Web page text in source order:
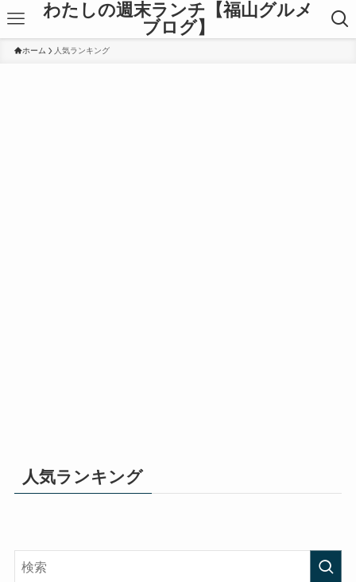
わたしの週末ランチ【福山グルメ
ブログ】
ホーム 人気ランキング
人気ランキング